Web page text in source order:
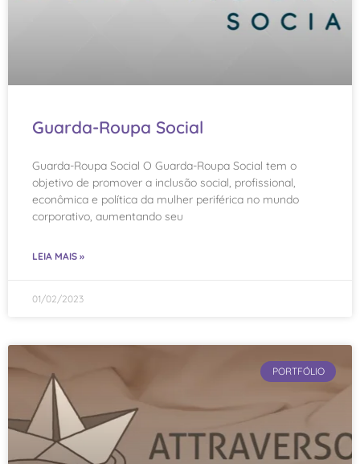
Guarda-Roupa Social
Guarda-Roupa Social O Guarda-Roupa Social tem o
objetivo de promover a inclusão social, profissional,
econômica e política da mulher periférica no mundo
corporativo, aumentando seu
LEIA MAIS »
01/02/2023
PORTFÓLIO